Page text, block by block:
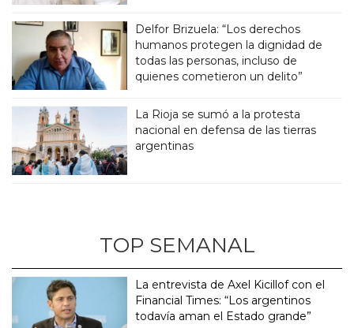
Delfor Brizuela: “Los derechos
humanos protegen la dignidad de
todas las personas, incluso de
quienes cometieron un delito”
La Rioja se sumó a la protesta
nacional en defensa de las tierras
argentinas
TOP SEMANAL
La entrevista de Axel Kicillof con el
Financial Times: “Los argentinos
todavía aman el Estado grande”